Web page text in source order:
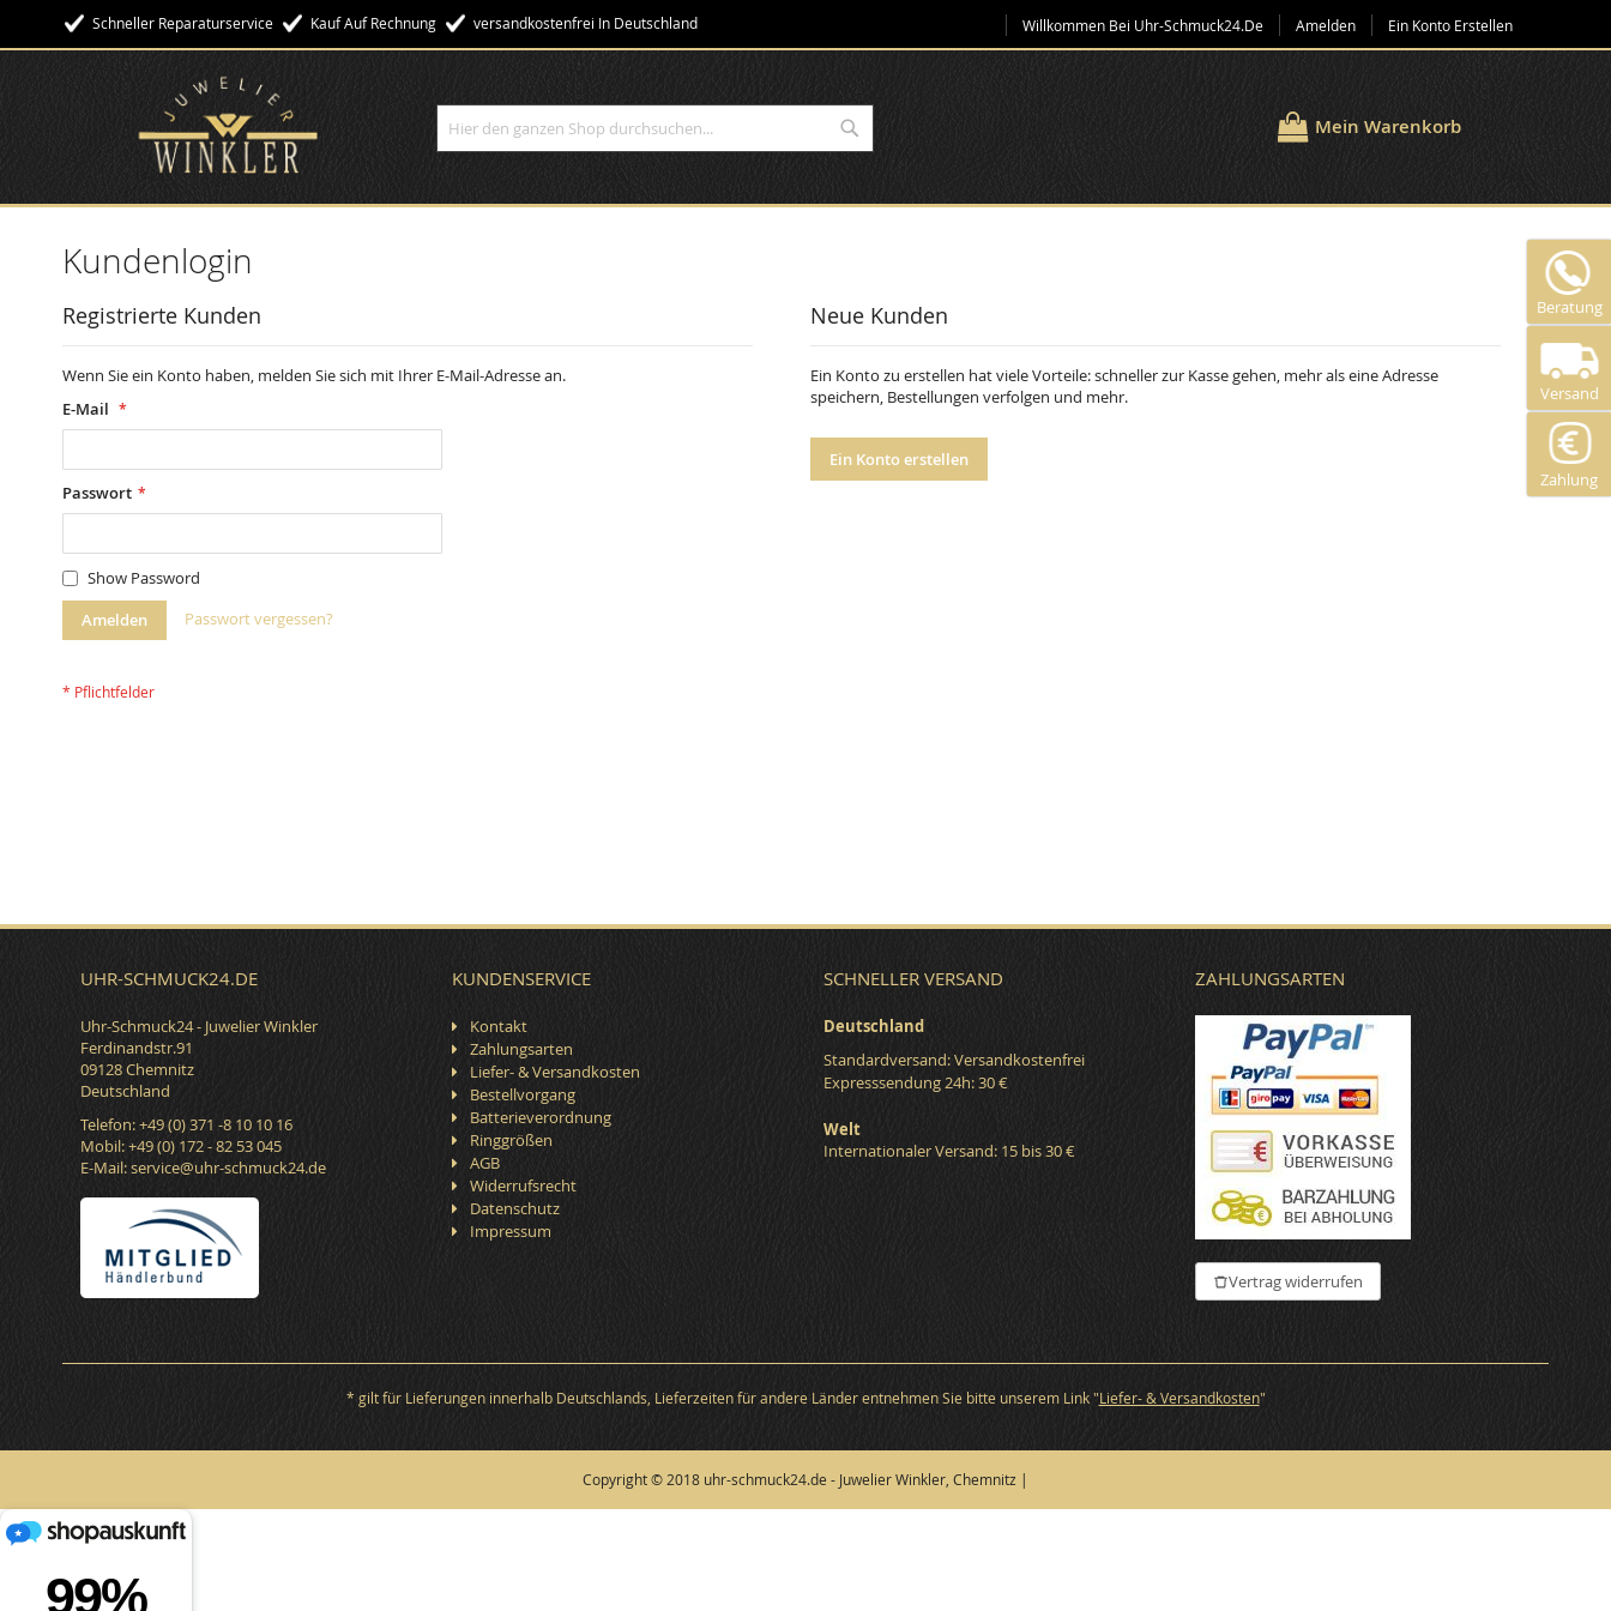
Schneller Reparaturservice Kauf Auf Rechnung Versandkostenfrei In Deutschland
zum
Willkommen Bei Uhr-Schmuck24.de Amelden Ein Konto Erstellen
Mein Warenkorb
Kundenlogin
Registrierte Kunden
Wenn Sie ein Konto haben, melden Sie sich mit Ihrer E-Mail-Adresse an.
E-Mail
Passwort
Show Password
Amelden
Passwort vergessen?
Neue Kunden
Ein Konto zu erstellen hat viele Vorteile: schneller zur Kasse gehen, mehr als eine Adresse
speichern, Bestellungen verfolgen und mehr.
Ein Konto erstellen
UHR-SCHMUCK24.DE
Uhr-Schmuck24 - Juwelier Winkler
Ferdinandstr.91
09128 Chemnitz
Deutschland
Telefon: +49 (0) 371 -8 10 10 16
Mobil: +49 (0) 172 - 82 53 045
E-Mail:service@uhr-schmuck24.de
KUNDENSERVICE
Kontakt
Zahlungsarten
Liefer- & Versandkosten
Bestellvorgang
Batterieverordnung
Ringgrößen
AGB
Widerrufsrecht
Datenschutz
Impressum
SCHNELLER VERSAND
Deutschland
Standardversand: Versandkostenfrei
Expresssendung 24h: 30 €
Welt
Internationaler Versand: 15 bis 30 €
ZAHLUNGSARTEN
Vertrag widerrufen
Beratung
Versand
Zahlung
* gilt für Lieferungen innerhalb Deutschlands, Lieferzeiten für andere Länder entnehmen Sie bitte unserem Link "Liefer- & Versandkosten"
Copyright © 2018 uhr-schmuck24.de - Juwelier Winkler, Chemnitz |